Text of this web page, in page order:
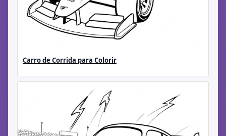
Carro de Corrida para Colorir